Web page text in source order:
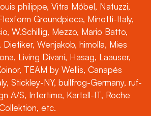
philippe, Vitra Möbel, Natuzzi,
Groundpiece, Minotti-Italy,
W.Schillig, Mezzo, Mario Batto,
Wenjakob, himolla, Mies
Living Divani, Hasag, Laauser,
TEAM by Wellis, Canapés
Stickley-NY, bullfrog-Germany, ruf-
A/S, Intertime, Kartell-IT, Roche
etc.